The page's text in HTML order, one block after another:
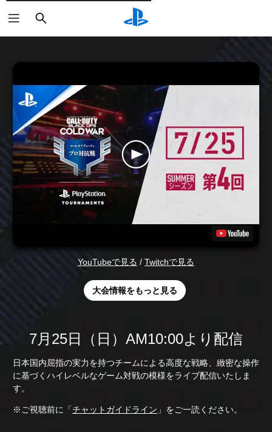
検
索
YouTubeで見る / Twitchで見る
大会情報をもっと見る
7月25日（日）AM10:00より配信
日本国内屈指の実力を持つチームによる高度な戦略、緻密な操作
に基づくハイレベルなゲーム対戦の模様をライブ配信いたしま
す。
※ご視聴前に「チャットガイドライン 」をご一読ください。